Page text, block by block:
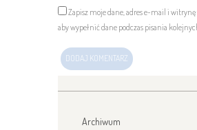
Zapisz moje dane, adres e-mail i witrynę
aby wypełnić dane podczas pisania
Archiwum